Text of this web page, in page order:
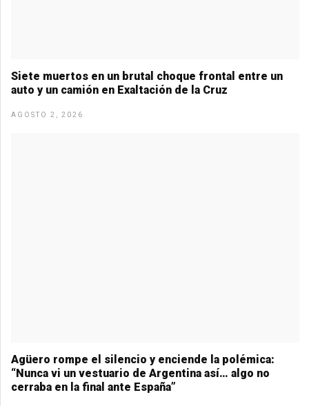
Siete muertos en un brutal choque frontal entre un
auto y un camión en Exaltación de la Cruz
AGOSTO 2, 2026
Agüero rompe el silencio y enciende la polémica:
“Nunca vi un vestuario de Argentina así… algo no
cerraba en la final ante España”